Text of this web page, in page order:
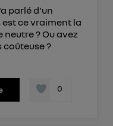
parlé d'un
ce vraiment la
neutre ? Ou avez
?
0